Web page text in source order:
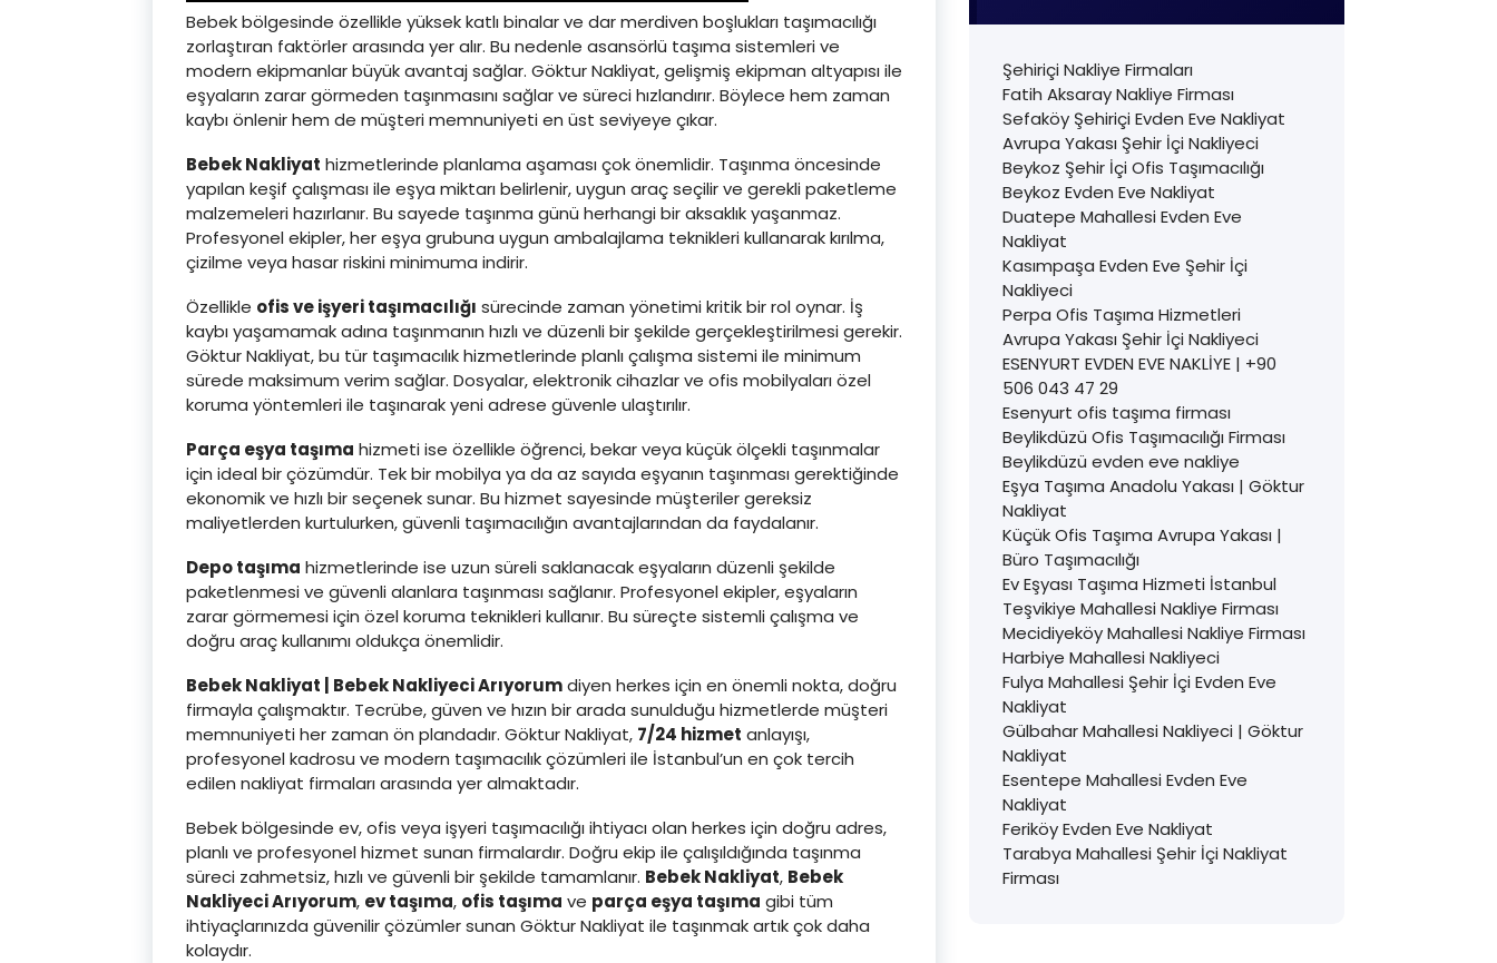
Bebek bölgesinde özellikle yüksek katlı binalar ve dar merdiven boşlukları taşımacılığı
zorlaştıran faktörler arasında yer alır. Bu nedenle asansörlü taşıma sistemleri ve
modern ekipmanlar büyük avantaj sağlar. Göktur Nakliyat, gelişmiş ekipman altyapısı ile
eşyaların zarar görmeden taşınmasını sağlar ve süreci hızlandırır. Böylece hem zaman
kaybı önlenir hem de müşteri memnuniyeti en üst seviyeye çıkar.
Bebek Nakliyat hizmetlerinde planlama aşaması çok önemlidir. Taşınma öncesinde
yapılan keşif çalışması ile eşya miktarı belirlenir, uygun araç seçilir ve gerekli paketleme
malzemeleri hazırlanır. Bu sayede taşınma günü herhangi bir aksaklık yaşanmaz.
Profesyonel ekipler, her eşya grubuna uygun ambalajlama teknikleri kullanarak kırılma,
çizilme veya hasar riskini minimuma indirir.
Özellikle ofis ve işyeri taşımacılığı sürecinde zaman yönetimi kritik bir rol oynar. İş
kaybı yaşamamak adına taşınmanın hızlı ve düzenli bir şekilde gerçekleştirilmesi gerekir.
Göktur Nakliyat, bu tür taşımacılık hizmetlerinde planlı çalışma sistemi ile minimum
sürede maksimum verim sağlar. Dosyalar, elektronik cihazlar ve ofis mobilyaları özel
koruma yöntemleri ile taşınarak yeni adrese güvenle ulaştırılır.
Parça eşya taşıma hizmeti ise özellikle öğrenci, bekar veya küçük ölçekli taşınmalar
için ideal bir çözümdür. Tek bir mobilya ya da az sayıda eşyanın taşınması gerektiğinde
ekonomik ve hızlı bir seçenek sunar. Bu hizmet sayesinde müşteriler gereksiz
maliyetlerden kurtulurken, güvenli taşımacılığın avantajlarından da faydalanır.
Depo taşıma hizmetlerinde ise uzun süreli saklanacak eşyaların düzenli şekilde
paketlenmesi ve güvenli alanlara taşınması sağlanır. Profesyonel ekipler, eşyaların
zarar görmemesi için özel koruma teknikleri kullanır. Bu süreçte sistemli çalışma ve
doğru araç kullanımı oldukça önemlidir.
Bebek Nakliyat | Bebek Nakliyeci Arıyorumdiyen herkes için en önemli nokta, doğru
firmayla çalışmaktır. Tecrübe, güven ve hızın bir arada sunulduğu hizmetlerde müşteri
memnuniyeti her zaman ön plandadır. Göktur Nakliyat, 7/24 hizmet anlayışı,
profesyonel kadrosu ve modern taşımacılık çözümleri ile İstanbul’un en çok tercih
edilen nakliyat firmaları arasında yer almaktadır.
Bebek bölgesinde ev, ofis veya işyeri taşımacılığı ihtiyacı olan herkes için doğru adres,
planlı ve profesyonel hizmet sunan firmalardır. Doğru ekip ile çalışıldığında taşınma
süreci zahmetsiz, hızlı ve güvenli bir şekilde tamamlanır. Bebek Nakliyat, Bebek
Nakliyeci Arıyorum, ev taşıma, ofis taşıma ve parça eşya taşıma gibi tüm
ihtiyaçlarınızda güvenilir çözümler sunan Göktur Nakliyat ile taşınmak artık çok daha
kolaydır.
Şehiriçi Nakliye Firmaları
Fatih Aksaray Nakliye Firması
Sefaköy Şehiriçi Evden Eve Nakliyat
Avrupa Yakası Şehir İçi Nakliyeci
Beykoz Şehir İçi Ofis Taşımacılığı
Beykoz Evden Eve Nakliyat
Duatepe Mahallesi Evden Eve
Nakliyat
Kasımpaşa Evden Eve Şehir İçi
Nakliyeci
Perpa Ofis Taşıma Hizmetleri
Avrupa Yakası Şehir İçi Nakliyeci
ESENYURT EVDEN EVE NAKLİYE | +90
506 043 47 29
Esenyurt ofis taşıma firması
Beylikdüzü Ofis Taşımacılığı Firması
Beylikdüzü evden eve nakliye
Eşya Taşıma Anadolu Yakası | Göktur
Nakliyat
Küçük Ofis Taşıma Avrupa Yakası |
Büro Taşımacılığı
Ev Eşyası Taşıma Hizmeti İstanbul
Teşvikiye Mahallesi Nakliye Firması
Mecidiyeköy Mahallesi Nakliye Firması
Harbiye Mahallesi Nakliyeci
Fulya Mahallesi Şehir İçi Evden Eve
Nakliyat
Gülbahar Mahallesi Nakliyeci | Göktur
Nakliyat
Esentepe Mahallesi Evden Eve
Nakliyat
Feriköy Evden Eve Nakliyat
Tarabya Mahallesi Şehir İçi Nakliyat
Firması